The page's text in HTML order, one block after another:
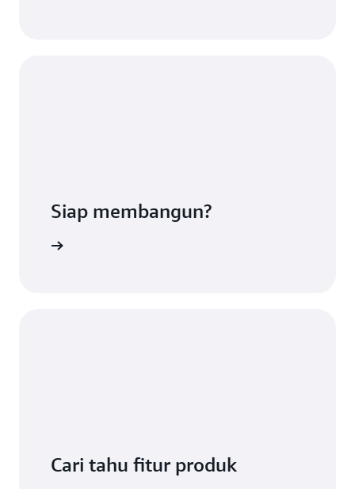
Siap membangun?
Cari tahu fitur produk